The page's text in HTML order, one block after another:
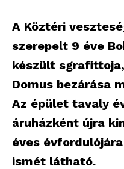
A Köztéri
szerepelt 9 éve
készült
Domus bezárása
Az épület tavaly
áruházként újra
éves
ismét látható.